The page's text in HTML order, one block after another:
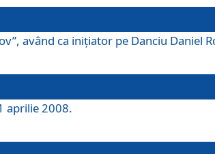
având ca iniţiator pe Danciu Daniel
aprilie 2008.